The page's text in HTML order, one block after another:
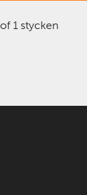
1 stycken